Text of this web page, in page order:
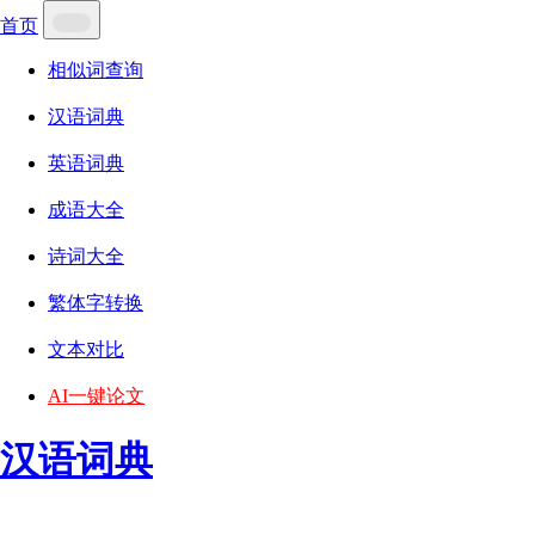
首页
相似词查询
汉语词典
英语词典
成语大全
诗词大全
繁体字转换
文本对比
AI一键论文
汉语词典